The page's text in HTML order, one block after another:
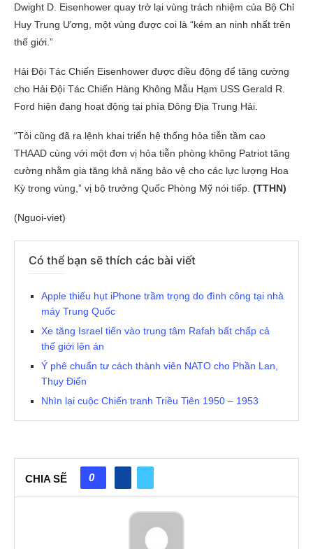
Dwight D. Eisenhower quay trở lại vùng trách nhiệm của Bộ Chỉ
Huy Trung Ương, một vùng được coi là “kém an ninh nhất trên
thế giới.”
Hải Đội Tác Chiến Eisenhower được điều động để tăng cường
cho Hải Đội Tác Chiến Hàng Không Mẫu Hạm USS Gerald R.
Ford hiện đang hoạt động tại phía Đông Địa Trung Hải.
“Tôi cũng đã ra lệnh khai triển hệ thống hỏa tiễn tầm cao
THAAD cùng với một đơn vị hỏa tiễn phòng không Patriot tăng
cường nhằm gia tăng khả năng bảo vệ cho các lực lượng Hoa
Kỳ trong vùng,” vị bộ trưởng Quốc Phòng Mỹ nói tiếp. (TTHN)
(Nguoi-viet)
Có thể bạn sẽ thích các bài viết
Apple thiếu hụt iPhone trầm trọng do đình công tại nhà
máy Trung Quốc
Xe tăng Israel tiến vào trung tâm Rafah bất chấp cả
thế giới lên án
Ý phê chuẩn tư cách thành viên NATO cho Phần Lan,
Thụy Điển
Nhìn lại cuộc Chiến tranh Triều Tiên 1950 – 1953
CHIA SẼ 0